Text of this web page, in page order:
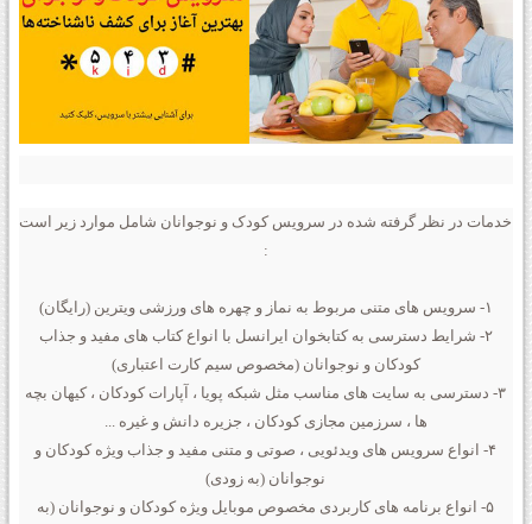
خدمات در نظر گرفته شده در سرویس کودک و نوجوانان شامل موارد زیر است
:
۱- سرویس های متنی مربوط به نماز و چهره های ورزشی ویترین (رایگان)
۲- شرایط دسترسی به کتابخوان ایرانسل با انواع کتاب های مفید و جذاب
کودکان و نوجوانان (مخصوص سیم کارت اعتباری)
۳- دسترسی به سایت های مناسب مثل شبکه پویا ، آپارات کودکان ، کیهان بچه
ها ، سرزمین مجازی کودکان ، جزیره دانش و غیره ...
۴- انواع سرویس های ویدئویی ، صوتی و متنی مفید و جذاب ویژه کودکان و
نوجوانان (به زودی)
۵- انواع برنامه های کاربردی مخصوص موبایل ویژه کودکان و نوجوانان (به